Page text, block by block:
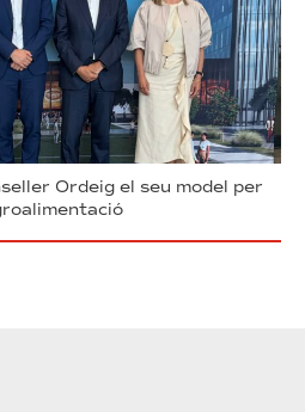
Ordeig el seu model per